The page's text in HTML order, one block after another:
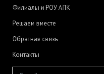
Филиалы и РОУ АПК
Решаем вместе
Обратная связь
Контакты